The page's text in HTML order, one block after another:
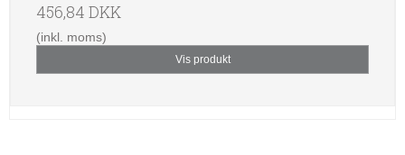
456,84 DKK
(inkl. moms)
Vis produkt